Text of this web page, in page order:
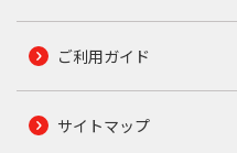
ご利用ガイド
サイトマップ